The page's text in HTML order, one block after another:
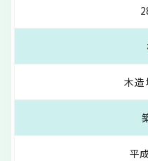
木造
平